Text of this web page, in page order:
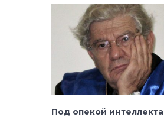
Под опекой интеллекта